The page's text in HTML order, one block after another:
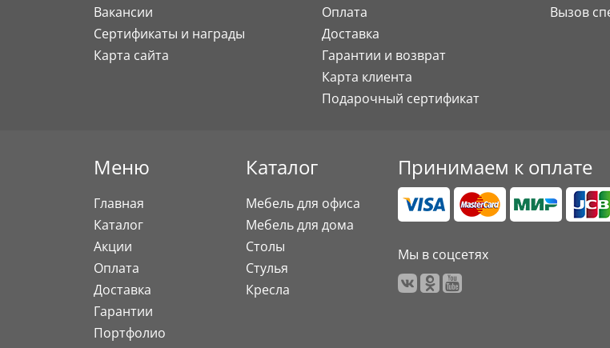
Вакансии
Сертификаты и награды
Карта сайта
Оплата
Доставка
Гарантии и возврат
Карта клиента
Подарочный сертификат
Вызов
Меню
Главная
Каталог
Акции
Оплата
Доставка
Гарантии
Портфолио
Каталог
Мебель для офиса
Мебель для дома
Столы
Стулья
Кресла
Принимаем к оплате
Мы в соцсетях